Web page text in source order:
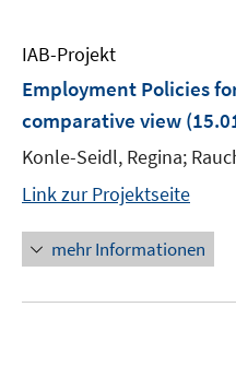
IAB-Projekt
Employment Policies
comparative view
Konle-Seidl, Regina;
Link zur Projektseite
mehr Informationen